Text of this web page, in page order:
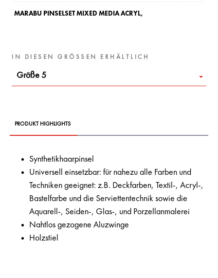
MARABU PINSELSET MIXED MEDIA ACRYL,
IN DIESEN GRÖSSEN ERHÄLTLICH
Größe 5
PRODUKT HIGHLIGHTS
Synthetikhaarpinsel
Universell einsetzbar: für nahezu alle Farben und
Techniken geeignet: z.B. Deckfarben, Textil-, Acryl-,
Bastelfarbe und die Serviettentechnik sowie die
Aquarell-, Seiden-, Glas-, und Porzellanmalerei
Nahtlos gezogene Aluzwinge
Holzstiel